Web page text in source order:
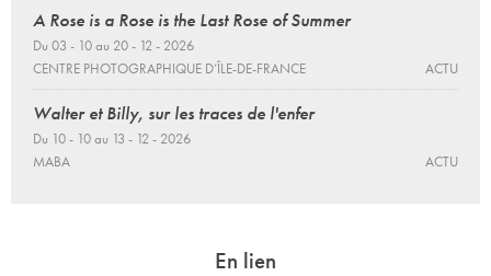
A Rose is a Rose is the Last Rose of Summer
Du 03 - 10 au 20 - 12 - 2026
CENTRE PHOTOGRAPHIQUE D’ÎLE-DE-FRANCE
ACTU
Walter et Billy, sur les traces de l'enfer
Du 10 - 10 au 13 - 12 - 2026
MABA
ACTU
En lien